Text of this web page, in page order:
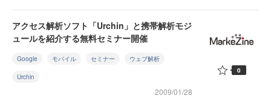
アクセス解析ソフト「Urchin」と携帯解析モジ
ュールを紹介する無料セミナー開催
Google モバイル セミナー ウェブ解析
Urchin
2009/01/28
0